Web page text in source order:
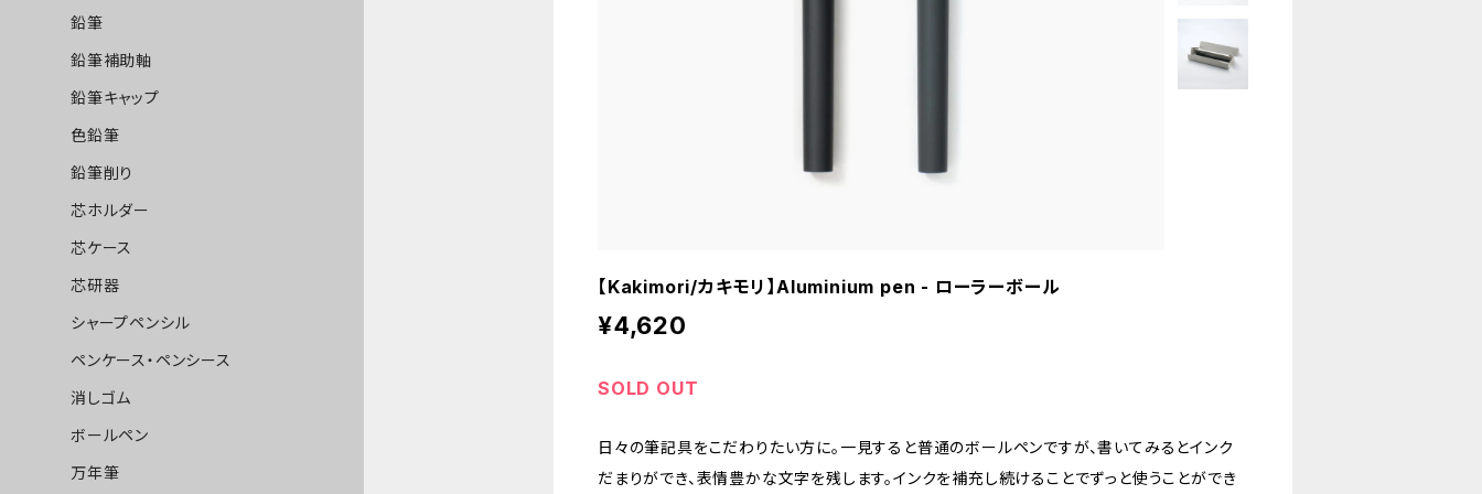
【Kakimori/カキモリ】Aluminium pen - ローラーボール
¥4,620
SOLD OUT
日々の筆記具をこだわりたい方に。一見すると普通のボールペンですが、書いてみるとインク
だまりができ、表情豊かな文字を残します。インクを補充し続けることでずっと使うことができ
鉛筆
鉛筆補助軸
鉛筆キャップ
色鉛筆
鉛筆削り
芯ホルダー
芯ケース
芯研器
シャープペンシル
ペンケース・ペンシース
消しゴム
ボールペン
万年筆